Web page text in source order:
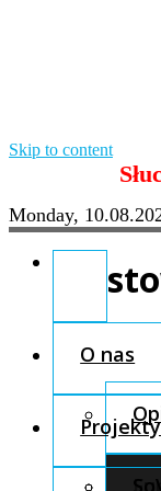
Skip to content
Monday,
O nas
Projekty